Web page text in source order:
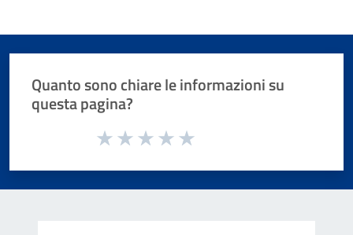
Quanto sono chiare le informazioni su
questa pagina?
Valuta da 1 a 5 stelle la pagina